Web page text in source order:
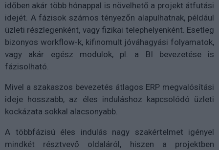
időben akár több hónappal is növelhető a projekt átfutási
idejét. A fázisok számos tényezőn alapulhatnak, például
üzleti részlegenként, vagy fizikai telephelyenként. Esetleg
bizonyos workflow-k, kifinomult jóváhagyási folyamatok,
vagy akár egész modulok, pl. a BI bevezetése is
fázisolható.
Mivel a szakaszos bevezetés átlagos ERP megvalósítási
ideje hosszabb, az éles induláshoz kapcsolódó üzleti
kockázata sokkal alacsonyabb.
A többfázisú éles indulás nagy szakértelmet igényel
mindkét résztvevő oldaláról, hiszen a projektben